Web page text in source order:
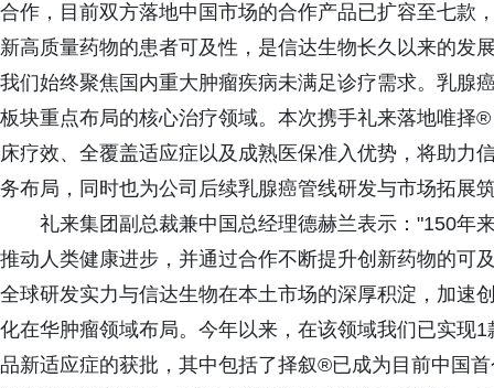
合作，目前双方落地中国市场的合作产品已扩容至七款
新高质量药物的患者可及性，是信达生物长久以来的发
我们始终聚焦国内重大肿瘤疾病未满足诊疗需求。乳腺
板块重点布局的核心治疗领域。本次携手礼来落地唯择
床疗效、全覆盖适应症以及成熟医保准入优势，将助力
务布局，同时也为公司后续乳腺癌管线研发与市场拓展
礼来集团副总裁兼中国总经理德赫兰表示："150年
推动人类健康进步，并通过合作不断提升创新药物的可
全球研发实力与信达生物在本土市场的深厚积淀，加速
化在华肿瘤领域布局。今年以来，在该领域我们已实现
品新适应症的获批，其中包括了择叙®已成为目前中国